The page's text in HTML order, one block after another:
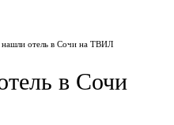
отель в Сочи на ТВИЛ
в Сочи